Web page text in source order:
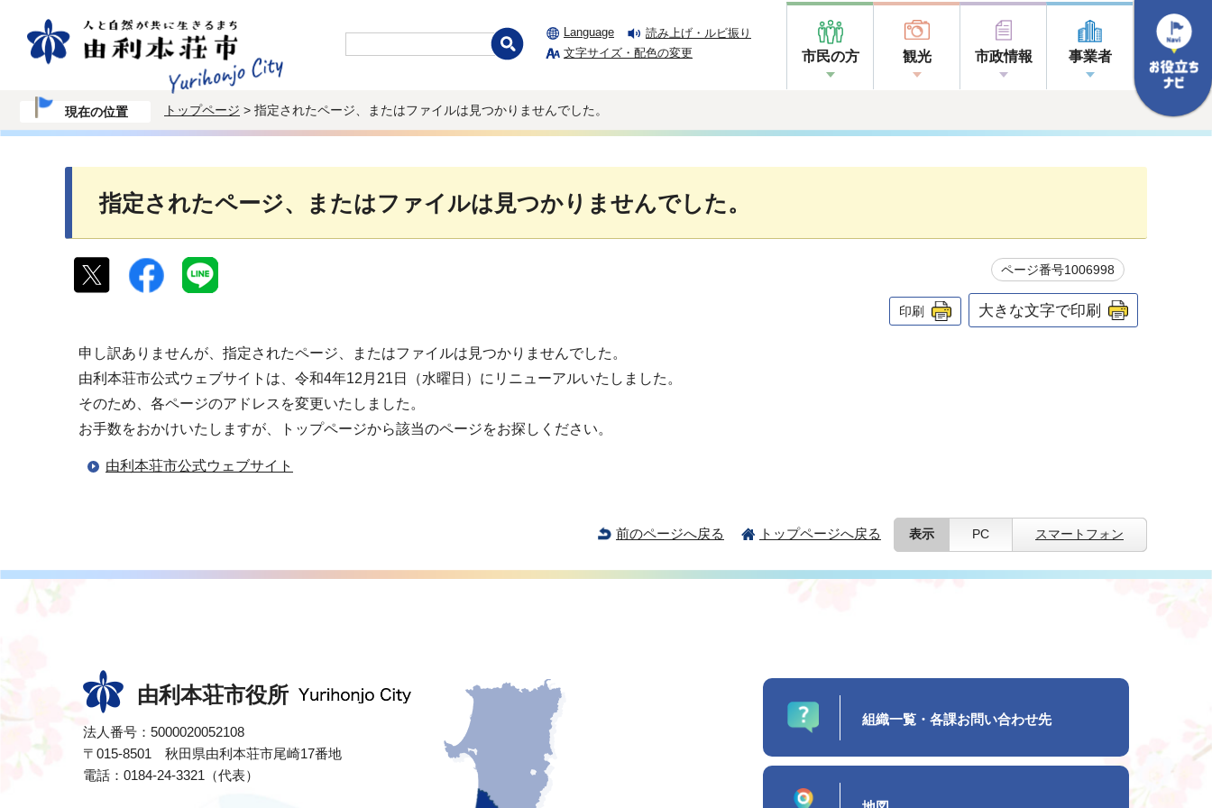
Language
読み上げ・ルビ振り
文字サイズ・配色の変更
市民の方 観光 市政情報 事業者
現在の位置 トップページ > 指定されたページ、またはファイルは見つかりませんでした。
指定されたページ、またはファイルは見つかりませんでした。
ページ番号1006998
印刷 大きな文字で印刷
申し訳ありませんが、指定されたページ、またはファイルは見つかりませんでした。
由利本荘市公式ウェブサイトは、令和4年12月21日（水曜日）にリニューアルいたしました。
そのため、各ページのアドレスを変更いたしました。
お手数をおかけいたしますが、トップページから該当のページをお探しください。
由利本荘市公式ウェブサイト
前のページへ戻る トップページへ戻る 表示 PC スマートフォン
由利本荘市役所
法人番号：5000020052108
〒015-8501 秋田県由利本荘市尾崎17番地
電話：0184-24-3321（代表）
組織一覧・各課お問い合わせ先